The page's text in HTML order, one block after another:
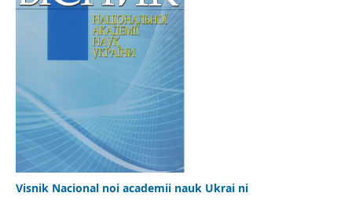
Visnik Nacional noi academii nauk Ukrai ni